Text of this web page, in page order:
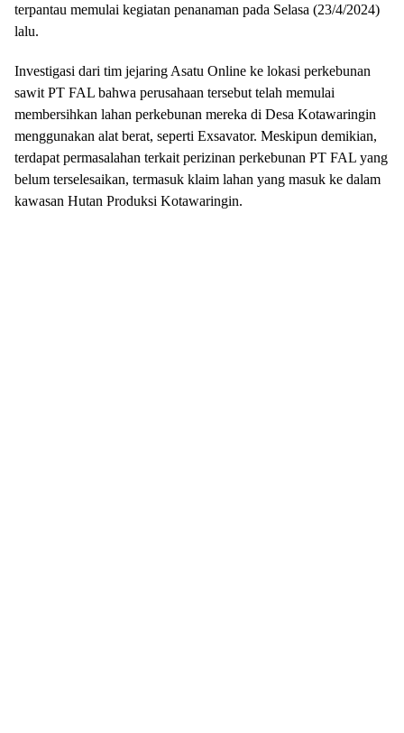
terpantau memulai kegiatan penanaman pada Selasa (23/4/2024)
lalu.
Investigasi dari tim jejaring Asatu Online ke lokasi perkebunan
sawit PT FAL bahwa perusahaan tersebut telah memulai
membersihkan lahan perkebunan mereka di Desa Kotawaringin
menggunakan alat berat, seperti Exsavator. Meskipun demikian,
terdapat permasalahan terkait perizinan perkebunan PT FAL yang
belum terselesaikan, termasuk klaim lahan yang masuk ke dalam
kawasan Hutan Produksi Kotawaringin.